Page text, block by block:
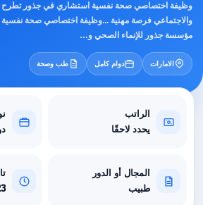
وظيفة اختصاصي صحة نفسية استشاري في جذور تطرح
والاجتماعي فرصة مهنية ...وظيفة اختصاصي صحة
مؤسسة جذور للإنماء الصحي و…
الامارات دوام كامل طب وصحة
الراتب
يحدد لاحقًا
المجال أو الدور
طبيب